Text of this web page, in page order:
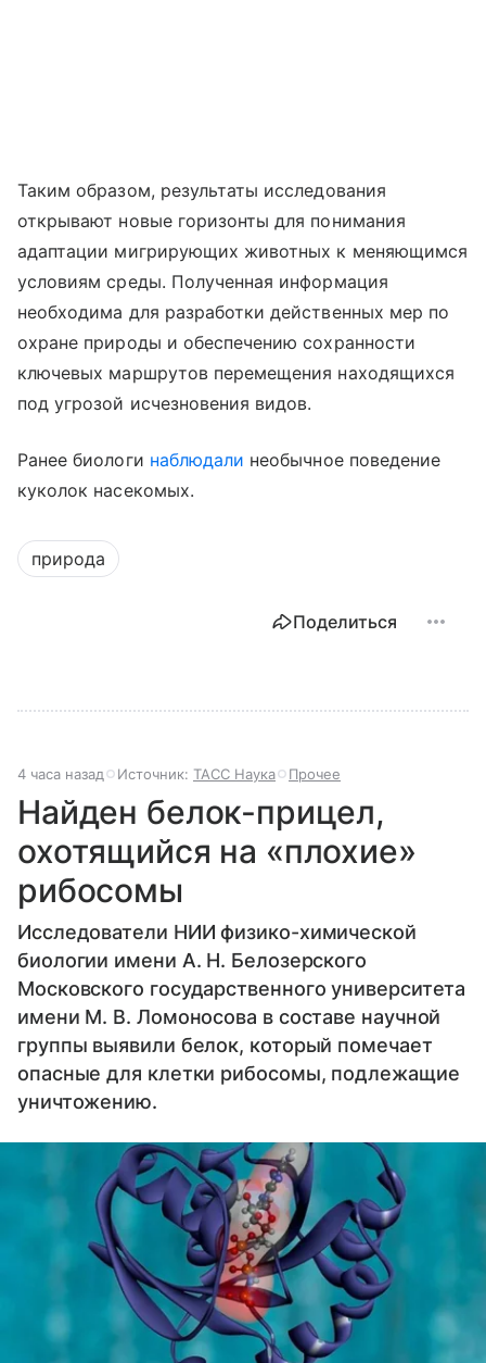
Таким образом, результаты исследования
открывают новые горизонты для понимания
адаптации мигрирующих животных к меняющимся
условиям среды. Полученная информация
необходима для разработки действенных мер по
охране природы и обеспечению сохранности
ключевых маршрутов перемещения находящихся
под угрозой исчезновения видов.
Ранее биологи наблюдали необычное поведение
куколок насекомых.
природа
Поделиться
4 часа назад Источник: ТАСС Наука Прочее
Найден белок-прицел,
охотящийся на «плохие»
рибосомы
Исследователи НИИ физико-химической
биологии имени А. Н. Белозерского
Московского государственного университета
имени М. В. Ломоносова в составе научной
группы выявили белок, который помечает
опасные для клетки рибосомы, подлежащие
уничтожению.